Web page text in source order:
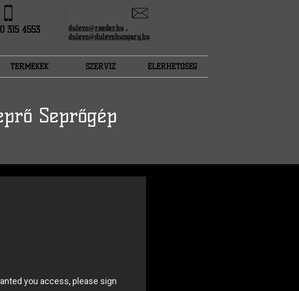
315 4553 dulevo@raeder.hu,
dulevo@dulevohungary.hu
TERMÉKEK SZERVIZ ELÉRHETŐSÉG
Seprőgép